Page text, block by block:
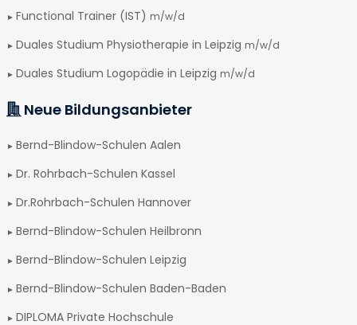
Functional Trainer (IST) m/w/d
Duales Studium Physiotherapie in Leipzig m/w/d
Duales Studium Logopädie in Leipzig m/w/d
Neue Bildungsanbieter
Bernd-Blindow-Schulen Aalen
Dr. Rohrbach-Schulen Kassel
Dr.Rohrbach-Schulen Hannover
Bernd-Blindow-Schulen Heilbronn
Bernd-Blindow-Schulen Leipzig
Bernd-Blindow-Schulen Baden-Baden
DIPLOMA Private Hochschule